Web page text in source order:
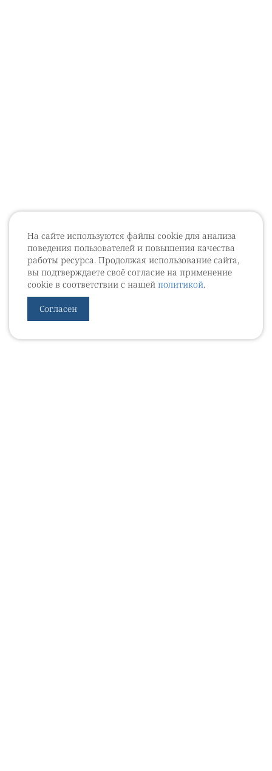
На сайте используются файлы cookie для анализа
поведения пользователей и повышения качества
работы ресурса. Продолжая использование сайта,
вы подтверждаете своё согласие на применение
cookie в соответствии с нашей политикой.
Согласен